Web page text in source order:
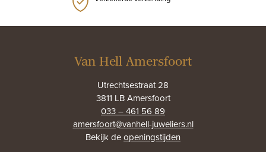
Van Hell Amersfoort
Utrechtsestraat 28
3811 LB Amersfoort
033 – 461 56 89
amersfoort@vanhell-juweliers.nl
Bekijk deopeningstijden